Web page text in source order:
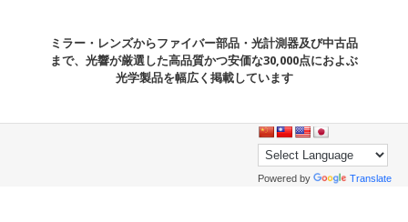
ミラー・レンズからファイバー部品・光計測器及び中古品
まで、光響が厳選した高品質かつ安価な30,000点におよぶ
光学製品を幅広く掲載しています
Powered by Translate